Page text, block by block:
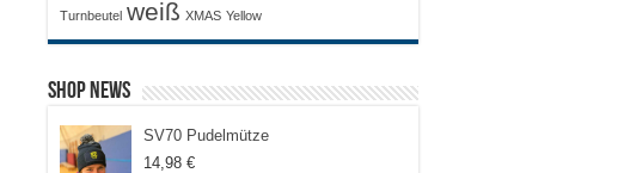
Turnbeutel weiß XMAS Yellow
Shop News
SV70 Pudelmütze
14,98 €